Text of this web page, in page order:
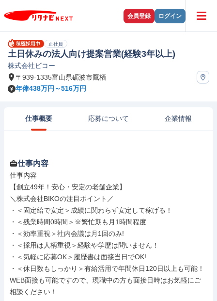
会員登録 ログイン
正社員
土日休みの法人向け提案営業(経験3年以上)
株式会社ビコー
〒939-1335富山県砺波市鷹栖
年俸438万円～516万円
仕事概要 応募について 企業情報
仕事内容
仕事内容
【創立49年！安心・安定の老舗企業】
＼株式会社BIKOの注目ポイント／
・＜固定給で安定＞成績に関わらず安定して稼げる！
・＜残業時間0時間＞※繁忙期も月1時間程度
・＜効率重視＞社内会議は月1回のみ!
・＜採用は人柄重視＞経験や学歴は問いません！
・＜気軽に応募OK＞履歴書は面接当日でOK!
・＜休日数もしっかり＞有給活用で年間休日120日以上も可能！
WEB面接も可能ですので、現職中の方も面接日時はお気軽にご
相談ください！